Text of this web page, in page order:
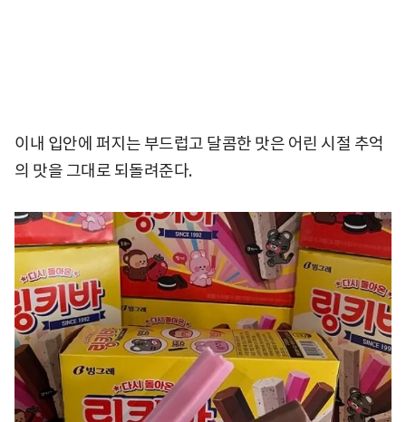
이내 입안에 퍼지는 부드럽고 달콤한 맛은 어린 시절 추억
의 맛을 그대로 되돌려준다.